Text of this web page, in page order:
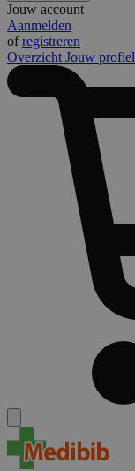
Jouw account
Aanmelden
ofregistreren
Overzicht Jouw profiel